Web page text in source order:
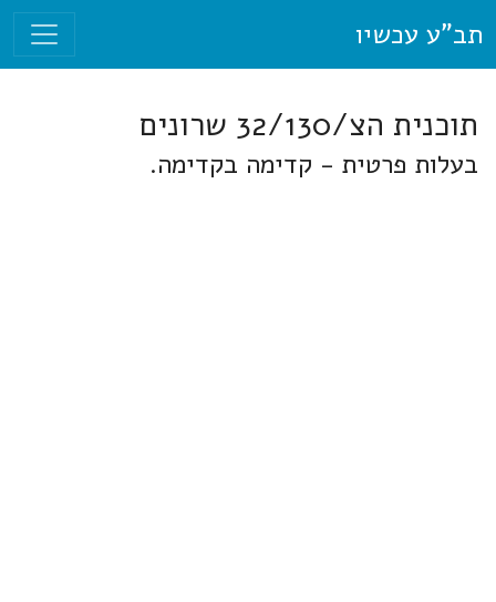
תב"ע עכשיו
תוכנית הצ/32/130 שרונים
בעלות פרטית - קדימה בקדימה.